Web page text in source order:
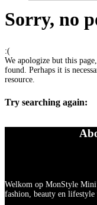
Sorry, no
:(
We apologize but this
found. Perhaps it is
resource.
Try searching again:
Welkom op MonStyle
fashion, beauty en